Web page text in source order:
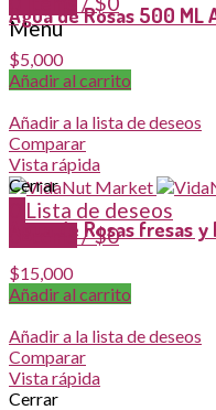
Menu
Lista de deseos
/$0
Agua de Rosas 500 ML
$5,000
Añadir al carrito
Añadir a la lista de deseos
Comparar
Vista rápida
Cerrar
Agua de Rosas fresas
$15,000
Añadir al carrito
Añadir a la lista de deseos
Comparar
Vista rápida
Cerrar